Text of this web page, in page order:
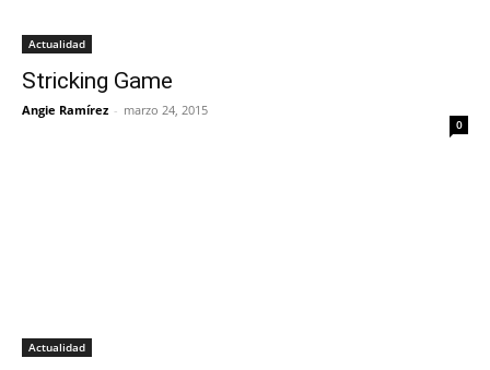
Actualidad
Stricking Game
Angie Ramírez - marzo 24, 2015
0
Actualidad